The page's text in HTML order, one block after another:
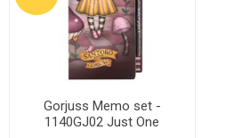
Gorjuss Memo set -
1140GJ02 Just One